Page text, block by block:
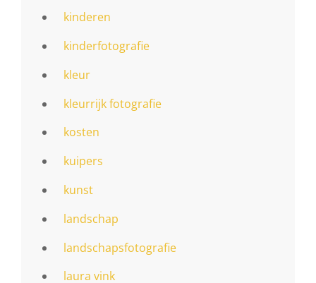
kinderen
kinderfotografie
kleur
kleurrijk fotografie
kosten
kuipers
kunst
landschap
landschapsfotografie
laura vink